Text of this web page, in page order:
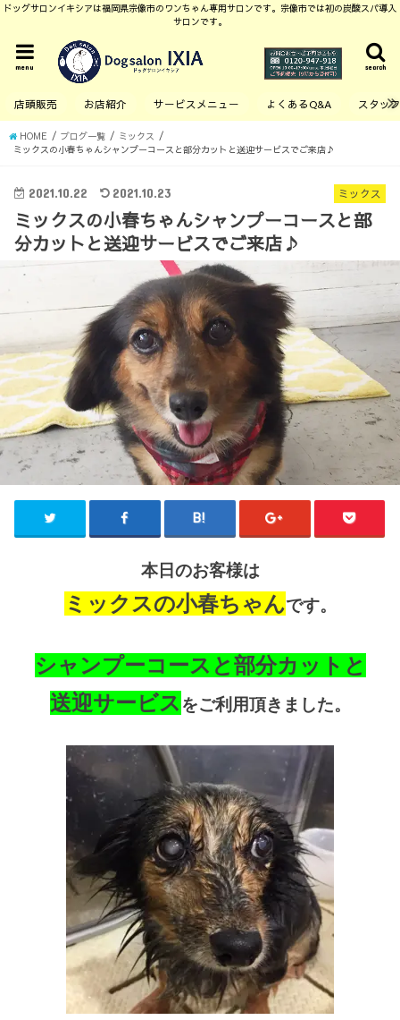
ドッグサロンイキシアは福岡県宗像市のワンちゃん専用サロンです。宗像市では初の炭酸スパ導入
サロンです。
search
menu
店頭販売 お店紹介 サービスメニュー よくあるQ&A スタッ
HOME ブログ一覧
ミックス
ミックスの小春ちゃんシャンプーコースと部分カットと送迎サービスでご来店♪
ミックス
2021.10.22 2021.10.23
ミックスの小春ちゃんシャンプーコースと部
分カットと送迎サービスでご来店♪
本日のお客様は
ミックスの小春ちゃんです。
シャンプーコースと部分カットと
送迎サービス をご利用頂きました。